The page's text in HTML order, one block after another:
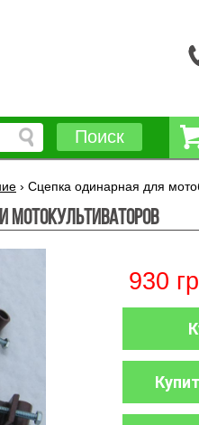
Поиск
› Сцепка одинарная для
мотокультиваторов
930